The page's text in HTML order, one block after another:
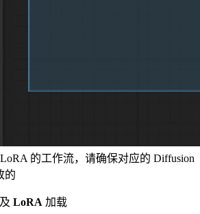
的工作流，请确保对应的 Diffusion
的
LoRA 加载